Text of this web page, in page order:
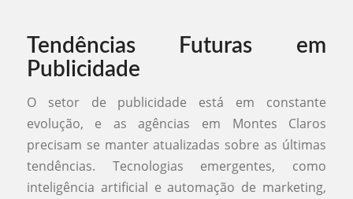
Tendências Futuras em
Publicidade
O setor de publicidade está em constante
evolução, e as agências em Montes Claros
precisam se manter atualizadas sobre as últimas
tendências. Tecnologias emergentes, como
inteligência artificial e automação de marketing,